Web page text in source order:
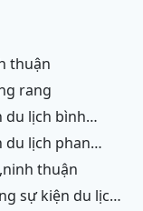
thuận
rang
thuận